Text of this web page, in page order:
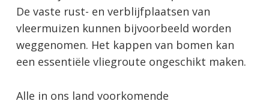
De vaste rust- en verblijfplaatsen van
vleermuizen kunnen bijvoorbeeld worden
weggenomen. Het kappen van bomen kan
een essentiële vliegroute ongeschikt maken.
Alle in ons land voorkomende